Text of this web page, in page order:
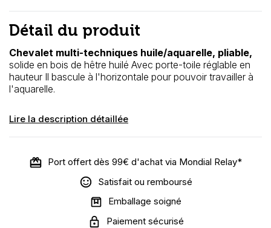
Détail du produit
Chevalet multi-techniques huile/aquarelle, pliable,
solide en bois de hêtre huilé Avec porte-toile réglable en
hauteur Il bascule à l'horizontale pour pouvoir travailler à
l'aquarelle.
Lire la description détaillée
Port offert dès 99€ d'achat via Mondial Relay*
Satisfait ou remboursé
Emballage soigné
Paiement sécurisé